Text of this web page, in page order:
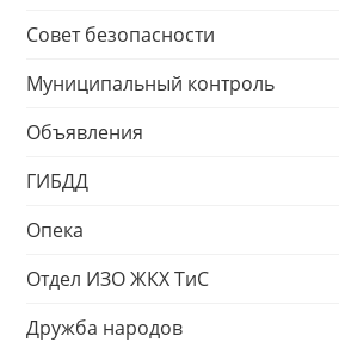
Совет безопасности
Муниципальный контроль
Объявления
ГИБДД
Опека
Отдел ИЗО ЖКХ ТиС
Дружба народов